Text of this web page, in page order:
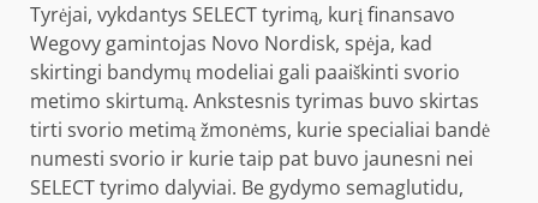
Tyrėjai, vykdantys SELECT tyrimą, kurį finansavo
Wegovy gamintojas Novo Nordisk, spėja, kad
skirtingi bandymų modeliai gali paaiškinti svorio
metimo skirtumą. Ankstesnis tyrimas buvo skirtas
tirti svorio metimą žmonėms, kurie specialiai bandė
numesti svorio ir kurie taip pat buvo jaunesni nei
SELECT tyrimo dalyviai. Be gydymo semaglutidu,